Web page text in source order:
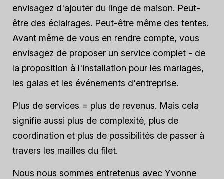
envisagez d'ajouter du linge de maison. Peut-
être des éclairages. Peut-être même des tentes.
Avant même de vous en rendre compte, vous
envisagez de proposer un service complet - de
la proposition à l'installation pour les mariages,
les galas et les événements d'entreprise.
Plus de services = plus de revenus. Mais cela
signifie aussi plus de complexité, plus de
coordination et plus de possibilités de passer à
travers les mailles du filet.
Nous nous sommes entretenus avec Yvonne